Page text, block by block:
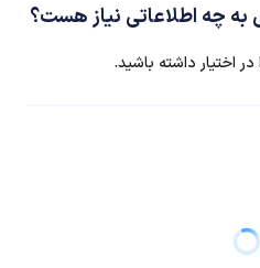
چه اطلاعاتی نیاز هست؟
اختیار داشته باشید.